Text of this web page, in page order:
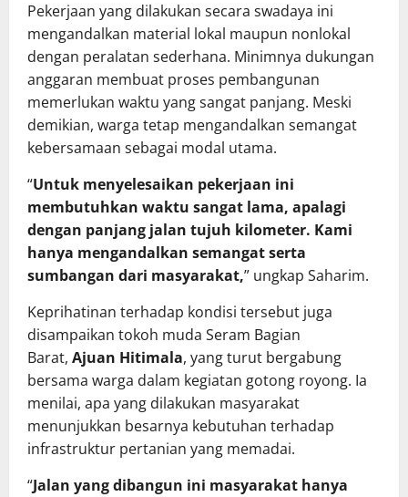
Pekerjaan yang dilakukan secara swadaya ini
mengandalkan material lokal maupun nonlokal
dengan peralatan sederhana. Minimnya dukungan
anggaran membuat proses pembangunan
memerlukan waktu yang sangat panjang. Meski
demikian, warga tetap mengandalkan semangat
kebersamaan sebagai modal utama.
“Untuk menyelesaikan pekerjaan ini
membutuhkan waktu sangat lama, apalagi
dengan panjang jalan tujuh kilometer. Kami
hanya mengandalkan semangat serta
sumbangan dari masyarakat,” ungkap Saharim.
Keprihatinan terhadap kondisi tersebut juga
disampaikan tokoh muda Seram Bagian
Barat, Ajuan Hitimala, yang turut bergabung
bersama warga dalam kegiatan gotong royong. Ia
menilai, apa yang dilakukan masyarakat
menunjukkan besarnya kebutuhan terhadap
infrastruktur pertanian yang memadai.
“Jalan yang dibangun ini masyarakat hanya